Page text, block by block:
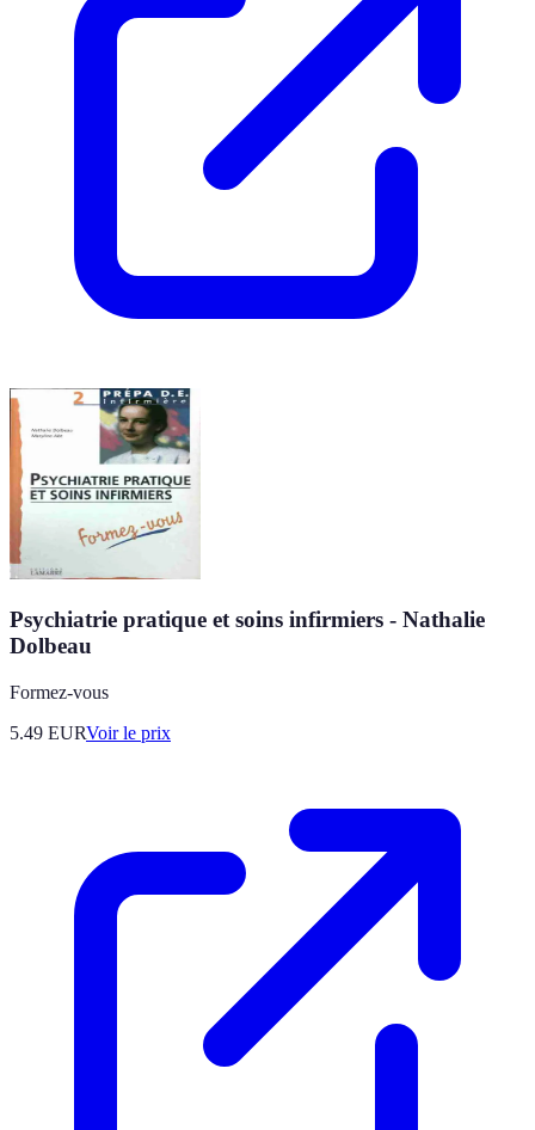
Psychiatrie pratique et soins infirmiers - Nathalie
Dolbeau
Formez-vous
5.49 EURVoir le prix